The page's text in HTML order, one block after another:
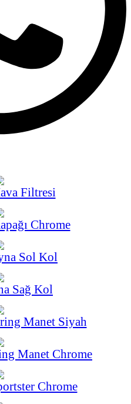
Filtresi
Chrome
Sol Kol
Sağ Kol
Manet Siyah
Manet Chrome
Chrome